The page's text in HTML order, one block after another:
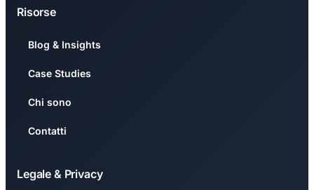
Risorse
Blog & Insights
Case Studies
Chi sono
Contatti
Legale & Privacy